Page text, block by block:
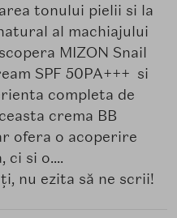
tonului pielii si la
al machiajului
MIZON Snail
SPF 50PA+++ si
completa de
crema BB
ofera o acoperire
ci si o....
nu ezita să ne scrii!